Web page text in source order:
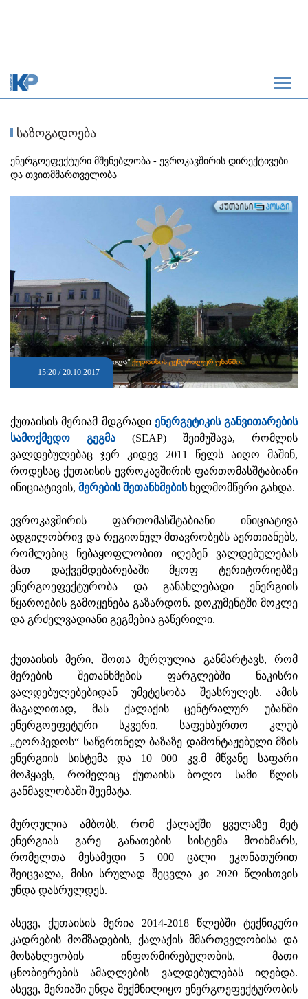
საზოგადოება
ენერგოეფექტური მშენებლობა - ევროკავშირის დირექტივები
და თვითმმართველობა
15:20 / 20.10.2017
ქუთაისის მერიამ მდგრადი ენერგეტიკის განვითარების
სამოქმედო გეგმა (SEAP) შეიმუშავა, რომლის
ვალდებულებაც ჯერ კიდევ 2011 წელს აიღო მაშინ,
როდესაც ქუთაისის ევროკავშირის ფართომასშტაბიანი
ინიციატივის, მერების შეთანხმებისხელმომწერი გახდა.
ევროკავშირის ფართომასშტაბიანი ინიციატივა
ადგილობრივ და რეგიონულ მთავრობებს აერთიანებს,
რომლებიც ნებაყოფლობით იღებენ ვალდებულებას
მათ დაქვემდებარებაში მყოფ ტერიტორიებზე
ენერგოეფექტურობა და განახლებადი ენერგიის
წყაროების გამოყენება გაზარდონ. დოკუმენტში მოკლე
და გრძელვადიანი გეგმებია გაწერილი.
ქუთაისის მერი, შოთა მურღულია განმარტავს, რომ
მერების შეთანხმების ფარგლებში ნაკისრი
ვალდებულებებიდან უმეტესობა შეასრულეს. ამის
მაგალითად, მას ქალაქის ცენტრალურ უბანში
ენერგოეფეტური სკვერი, საფეხბურთო კლუბ
„ტორპედოს“ საწვრთნელ ბაზაზე დამონტაჟებული მზის
ენერგიის სისტემა და 10 000 კვ.მ მწვანე საფარი
მოჰყავს, რომელიც ქუთაისს ბოლო სამი წლის
განმავლობაში შეემატა.
მურღულია ამბობს, რომ ქალაქში ყველაზე მეტ
ენერგიას გარე განათების სისტემა მოიხმარს,
რომელთა მესამედი 5 000 ცალი ეკონათურით
შეიცვალა, მისი სრულად შეცვლა კი 2020 წლისთვის
უნდა დასრულდეს.
ასევე, ქუთაისის მერია 2014-2018 წლებში ტექნიკური
კადრების მომზადების, ქალაქის მმართველობისა და
მოსახლეობის ინფორმირებულობის, მათი
ცნობიერების ამაღლების ვალდებულებას იღებდა.
ასევე, მერიაში უნდა შექმნილიყო ენერგოეფექტურობის